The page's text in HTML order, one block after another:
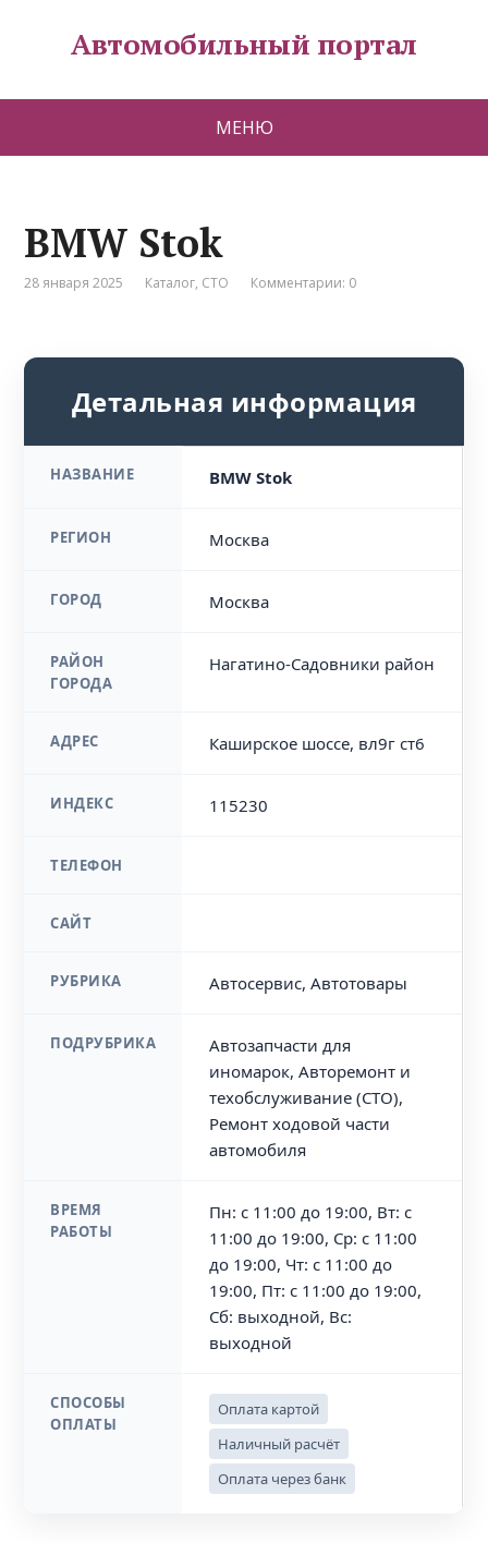
Автомобильный портал
МЕНЮ
BMW Stok
28 января 2025 Каталог, СТО Комментарии: 0
Детальная информация
НАЗВАНИЕ BMW Stok
РЕГИОН Москва
ГОРОД Москва
РАЙОН
ГОРОДА
Нагатино-Садовники район
АДРЕС Каширское шоссе, вл9г ст6
ИНДЕКС 115230
ТЕЛЕФОН
САЙТ
РУБРИКА Автосервис, Автотовары
ПОДРУБРИКА
Автозапчасти для
иномарок, Авторемонт и
техобслуживание (СТО),
Ремонт ходовой части
автомобиля
ВРЕМЯ
РАБОТЫ
Пн: с 11:00 до 19:00, Вт: с
11:00 до 19:00, Ср: с 11:00
до 19:00, Чт: с 11:00 до
19:00, Пт: с 11:00 до 19:00,
Сб: выходной, Вс:
выходной
СПОСОБЫ
ОПЛАТЫ
Оплата картой
Наличный расчёт
Оплата через банк